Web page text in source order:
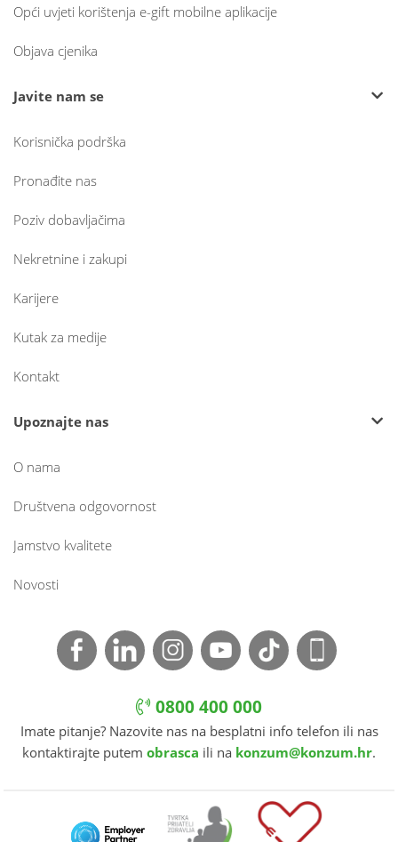
Opći uvjeti korištenja e-gift mobilne aplikacije
Objava cjenika
Javite nam se
Korisnička podrška
Pronađite nas
Poziv dobavljačima
Nekretnine i zakupi
Karijere
Kutak za medije
Kontakt
Upoznajte nas
O nama
Društvena odgovornost
Jamstvo kvalitete
Novosti
0800 400 000
Imate pitanje? Nazovite nas na besplatni info telefon ili nas
kontaktirajte putem obrasca ili na konzum@konzum.hr.